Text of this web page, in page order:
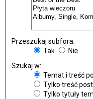
Przeszukaj subfora:
Tak
Nie
Szukaj w:
Temat i treść
Tylko treść
Tylko tytuły